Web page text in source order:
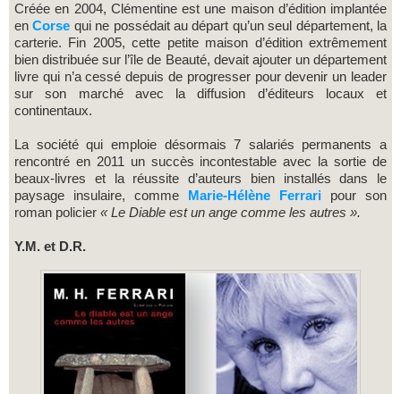
Créée en 2004, Clémentine est une maison d’édition implantée
en Corse qui ne possédait au départ qu’un seul département, la
carterie. Fin 2005, cette petite maison d’édition extrêmement
bien distribuée sur l’île de Beauté, devait ajouter un département
livre qui n’a cessé depuis de progresser pour devenir un leader
sur son marché avec la diffusion d’éditeurs locaux et
continentaux.
La société qui emploie désormais 7 salariés permanents a
rencontré en 2011 un succès incontestable avec la sortie de
beaux-livres et la réussite d’auteurs bien installés dans le
paysage insulaire, comme Marie-Hélène Ferrari pour son
roman policier « Le Diable est un ange comme les autres ».
Y.M. et D.R.